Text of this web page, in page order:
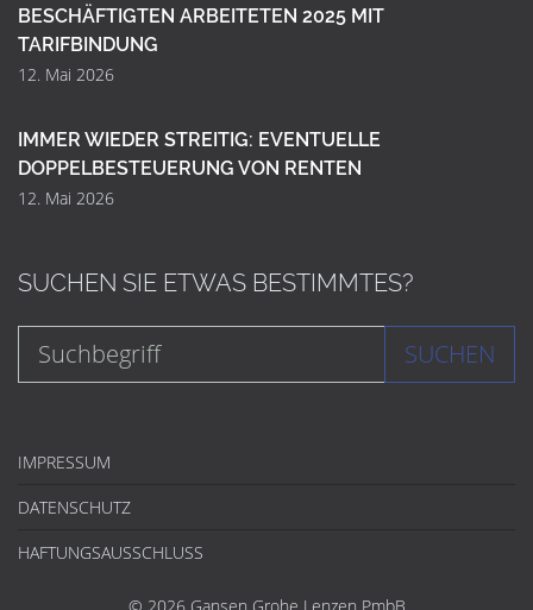
BESCHÄFTIGTEN ARBEITETEN 2025 MIT
TARIFBINDUNG
12. Mai 2026
IMMER WIEDER STREITIG: EVENTUELLE
DOPPELBESTEUERUNG VON RENTEN
12. Mai 2026
SUCHEN SIE ETWAS BESTIMMTES?
SUCHEN
IMPRESSUM
DATENSCHUTZ
HAFTUNGSAUSSCHLUSS